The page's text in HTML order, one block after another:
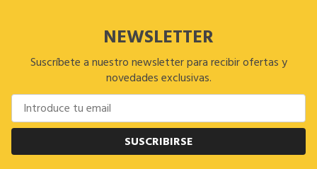
NEWSLETTER
Suscríbete a nuestro newsletter para recibir ofertas y
novedades exclusivas.
SUSCRIBIRSE